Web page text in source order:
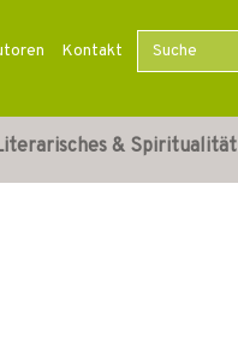
Kontakt
& Spiritualität